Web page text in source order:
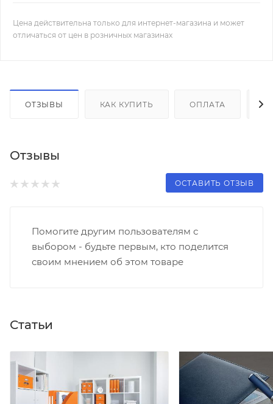
Цена действительна только для интернет-магазина и может
отличаться от цен в розничных магазинах
ОТЗЫВЫ КАК КУПИТЬ ОПЛАТА
Отзывы
ОСТАВИТЬ ОТЗЫВ
Помогите другим пользователям с
выбором - будьте первым, кто поделится
своим мнением об этом товаре
Статьи